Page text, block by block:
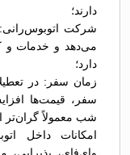
دارند؛
شرکت
می‌دهد و خدمات و
دارد؛
زمان سفر: در
سفر، قیمت‌ها
شب معمولاً
امکانات داخل